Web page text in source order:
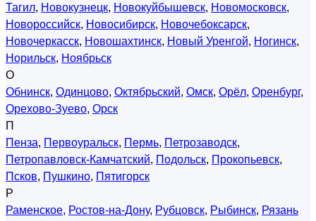
Тагил, Новокузнецк, Новокуйбышевск, Новомосковск,
Новороссийск, Новосибирск, Новочебоксарск,
Новочеркасск, Новошахтинск, Новый Уренгой, Ногинск,
Норильск, Ноябрьск
О
Обнинск, Одинцово, Октябрьский, Омск, Орёл, Оренбург,
Орехово-Зуево, Орск
П
Пенза, Первоуральск, Пермь, Петрозаводск,
Петропавловск-Камчатский, Подольск, Прокопьевск,
Псков, Пушкино, Пятигорск
Р
Раменское, Ростов-на-Дону, Рубцовск, Рыбинск, Рязань